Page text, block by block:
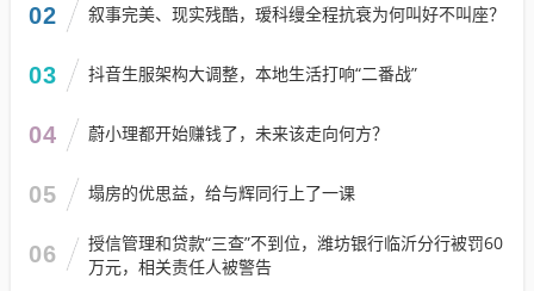
02 叙事完美、现实残酷，瑷科缦全程抗衰为何叫好不叫座？
03 抖音生服架构大调整，本地生活打响“二番战”
04 蔚小理都开始赚钱了，未来该走向何方？
05 塌房的优思益，给与辉同行上了一课
06
授信管理和贷款“三查”不到位，潍坊银行临沂分行被罚60
万元，相关责任人被警告